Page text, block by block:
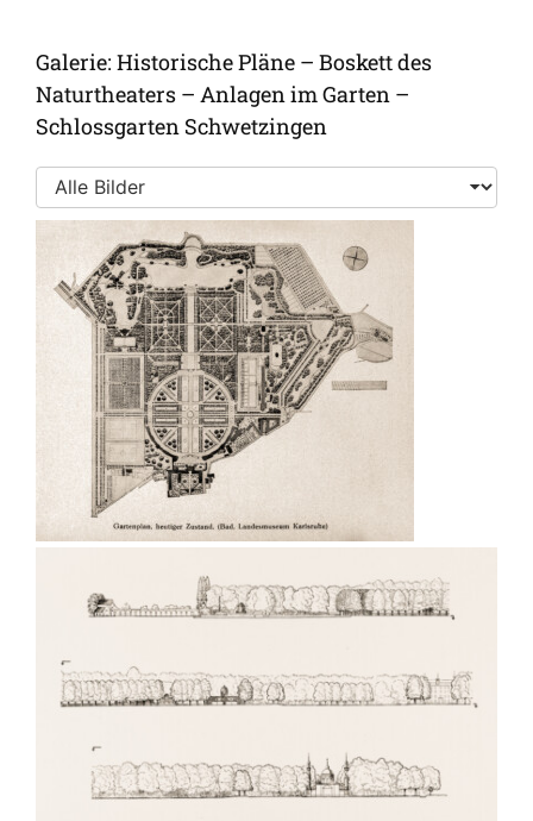
Galerie: Historische Pläne – Boskett des
Naturtheaters – Anlagen im Garten –
Schlossgarten Schwetzingen